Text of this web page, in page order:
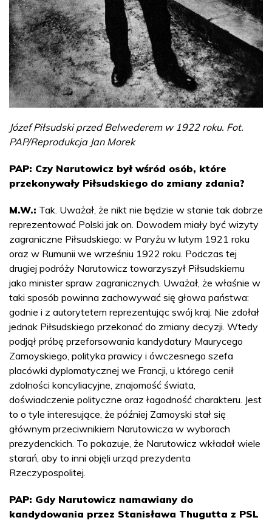
Józef Piłsudski przed Belwederem w 1922 roku. Fot.
PAP/Reprodukcja Jan Morek
PAP: Czy Narutowicz był wśród osób, które
przekonywały Piłsudskiego do zmiany zdania?
M.W.: Tak. Uważał, że nikt nie będzie w stanie tak dobrze
reprezentować Polski jak on. Dowodem miały być wizyty
zagraniczne Piłsudskiego: w Paryżu w lutym 1921 roku
oraz w Rumunii we wrześniu 1922 roku. Podczas tej
drugiej podróży Narutowicz towarzyszył Piłsudskiemu
jako minister spraw zagranicznych. Uważał, że właśnie w
taki sposób powinna zachowywać się głowa państwa:
godnie i z autorytetem reprezentując swój kraj. Nie zdołał
jednak Piłsudskiego przekonać do zmiany decyzji. Wtedy
podjął próbę przeforsowania kandydatury Maurycego
Zamoyskiego, polityka prawicy i ówczesnego szefa
placówki dyplomatycznej we Francji, u którego cenił
zdolności koncyliacyjne, znajomość świata,
doświadczenie polityczne oraz łagodność charakteru. Jest
to o tyle interesujące, że później Zamoyski stał się
głównym przeciwnikiem Narutowicza w wyborach
prezydenckich. To pokazuje, że Narutowicz wkładał wiele
starań, aby to inni objęli urząd prezydenta
Rzeczypospolitej.
PAP: Gdy Narutowicz namawiany do
kandydowania przez Stanisława Thugutta z PSL